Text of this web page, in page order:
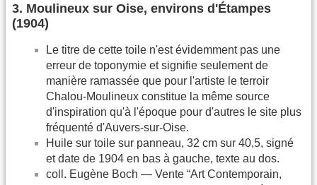
3. Moulineux sur Oise, environs d'Étampes
(1904)
Le titre de cette toile n'est évidemment pas une
erreur de toponymie et signifie seulement de
manière ramassée que pour l'artiste le terroir
Chalou-Moulineux constitue la même source
d'inspiration qu'à l'époque pour d'autres le site plus
fréquenté d'Auvers-sur-Oise.
Huile sur toile sur panneau, 32 cm sur 40,5, signé
et date de 1904 en bas à gauche, texte au dos.
coll. Eugène Boch — Vente “Art Contemporain,